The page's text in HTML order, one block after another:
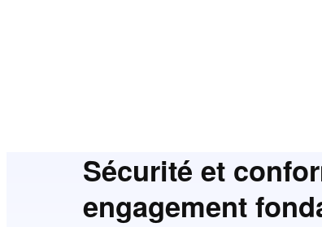
Sécurité et
engagement